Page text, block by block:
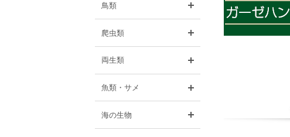
鳥類
爬虫類
両生類
魚類・サメ
海の生物